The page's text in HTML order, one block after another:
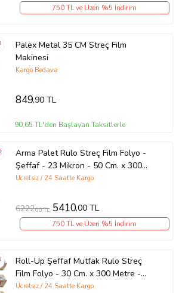
750 TL ve Üzeri %5 İndirim
Palex Metal 35 CM Streç Film
Makinesi
Kargo Bedava
849,90 TL
90,65 TL'den Başlayan Taksitlerle
Arma Palet Rulo Streç Film Folyo -
Şeffaf - 23 Mikron - 50 Cm. x 300
Metre - 3000 Gr. - 5 Adet
Ücretsiz / 24 Saatte Kargo
6222,00 TL 5410,00 TL
750 TL ve Üzeri %5 İndirim
Roll-Up Şeffaf Mutfak Rulo Streç
Film Folyo - 30 Cm. x 300 Metre -
Gıdaya Uygun - 10 Paket
Ücretsiz / 24 Saatte Kargo